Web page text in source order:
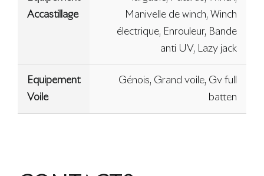
Accastillage
Manivelle de winch, Winch
électrique, Enrouleur, Bande
anti UV, Lazy jack
Equipement
Voile
Génois, Grand voile, Gv full
batten